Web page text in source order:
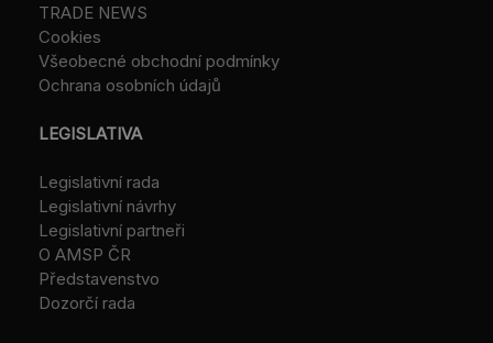
TRADE NEWS
Cookies
Všeobecné obchodní podmínky
Ochrana osobních údajů
LEGISLATIVA
Legislativní rada
Legislativní návrhy
Legislativní partneři
O AMSP ČR
Představenstvo
Dozorčí rada